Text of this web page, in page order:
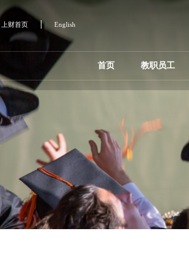
上财首页 English
首页 教职员工